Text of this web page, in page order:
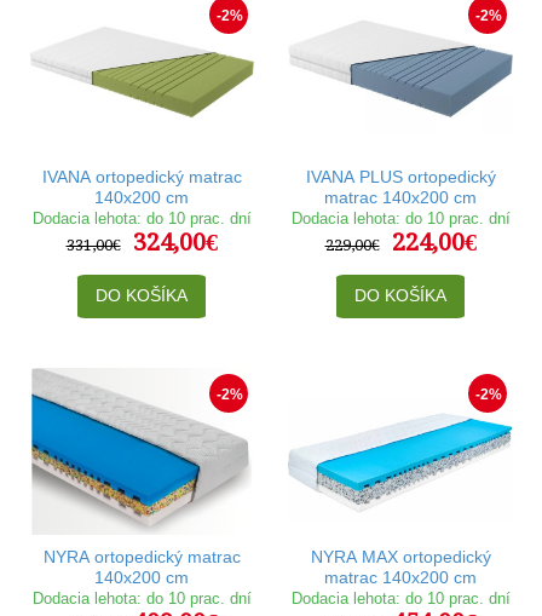
-2%
IVANA ortopedický matrac
140x200 cm
Dodacia lehota: do 10 prac. dní
331,00€
324,00€
DO KOŠÍKA
-2%
IVANA PLUS ortopedický
matrac 140x200 cm
Dodacia lehota: do 10 prac. dní
229,00€
224,00€
DO KOŠÍKA
-2%
NYRA ortopedický matrac
140x200 cm
Dodacia lehota: do 10 prac. dní
-2%
NYRA MAX ortopedický
matrac 140x200 cm
Dodacia lehota: do 10 prac. dní